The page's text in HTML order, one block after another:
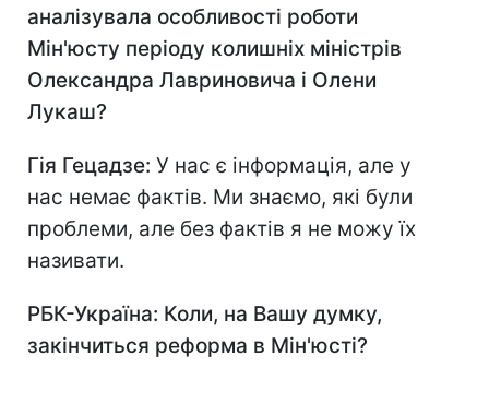
аналізувала особливості роботи
Мін'юсту періоду колишніх міністрів
Олександра Лавриновича і Олени
Лукаш?
Гія Гецадзе: У нас є інформація, але у
нас немає фактів. Ми знаємо, які були
проблеми, але без фактів я не можу їх
називати.
РБК-Україна: Коли, на Вашу думку,
закінчиться реформа в Мін'юсті?